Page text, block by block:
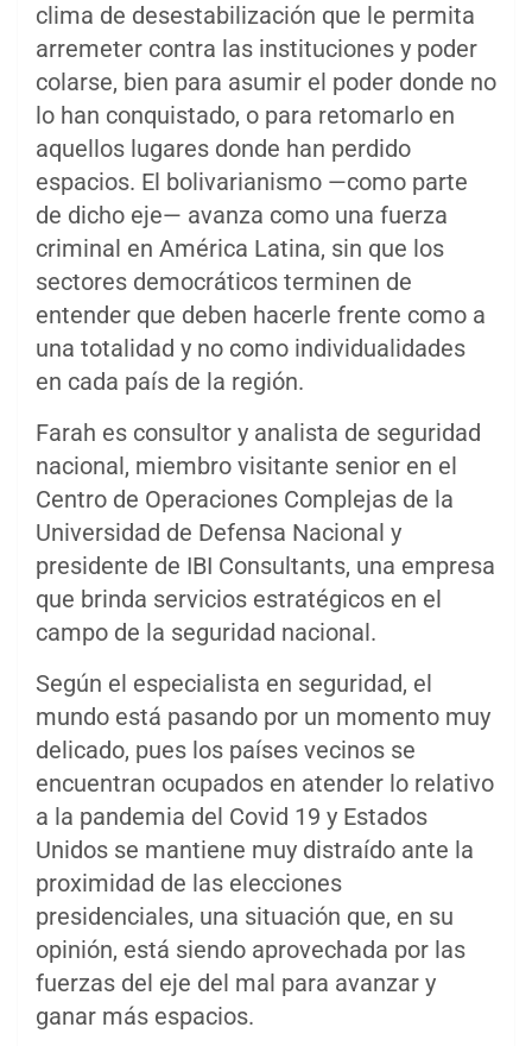
clima de desestabilización que le permita
arremeter contra las instituciones y poder
colarse, bien para asumir el poder donde no
lo han conquistado, o para retomarlo en
aquellos lugares donde han perdido
espacios. El bolivarianismo —como parte
de dicho eje— avanza como una fuerza
criminal en América Latina, sin que los
sectores democráticos terminen de
entender que deben hacerle frente como a
una totalidad y no como individualidades
en cada país de la región.
Farah es consultor y analista de seguridad
nacional, miembro visitante senior en el
Centro de Operaciones Complejas de la
Universidad de Defensa Nacional y
presidente de IBI Consultants, una empresa
que brinda servicios estratégicos en el
campo de la seguridad nacional.
Según el especialista en seguridad, el
mundo está pasando por un momento muy
delicado, pues los países vecinos se
encuentran ocupados en atender lo relativo
a la pandemia del Covid 19 y Estados
Unidos se mantiene muy distraído ante la
proximidad de las elecciones
presidenciales, una situación que, en su
opinión, está siendo aprovechada por las
fuerzas del eje del mal para avanzar y
ganar más espacios.